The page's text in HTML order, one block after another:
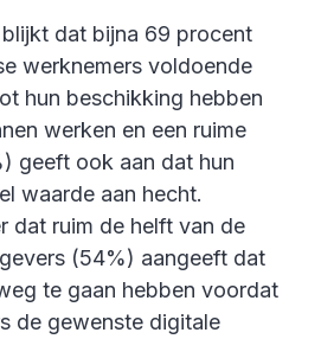
dat bijna 69 procent
werknemers voldoende
hun beschikking hebben
werken en een ruime
geeft ook aan dat hun
waarde aan hecht.
dat ruim de helft van de
(54%) aangeeft dat
te gaan hebben voordat
de gewenste digitale